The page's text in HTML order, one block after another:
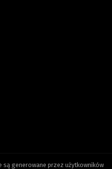
generowane przez użytkowników